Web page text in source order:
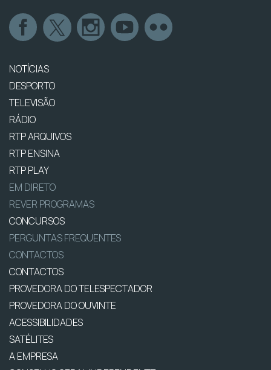
NOTÍCIAS
DESPORTO
TELEVISÃO
RÁDIO
RTP ARQUIVOS
RTP ENSINA
RTP PLAY
EM DIRETO
REVER PROGRAMAS
CONCURSOS
PERGUNTAS FREQUENTES
CONTACTOS
CONTACTOS
PROVEDORA DO TELESPECTADOR
PROVEDORA DO OUVINTE
ACESSIBILIDADES
SATÉLITES
A EMPRESA